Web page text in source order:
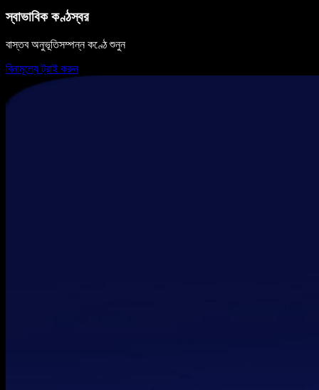
স্বাভাবিক কণ্ঠস্বর
বাস্তব অনুভূতিসম্পন্ন কণ্ঠে শুনুন
বিনামূল্যে ট্রাই করুন